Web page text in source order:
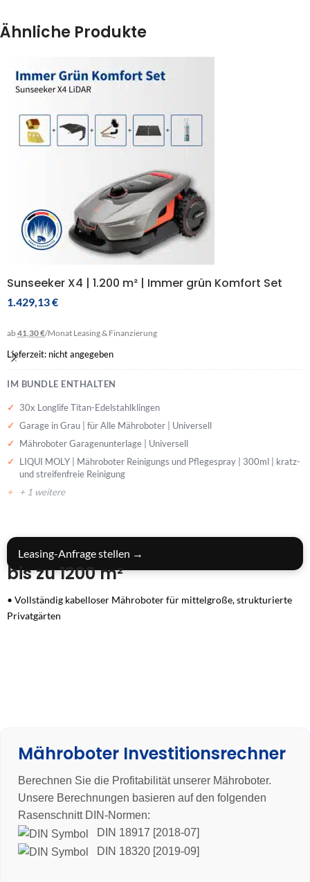
Ähnliche Produkte
Sunseeker X4 | 1.200 m² | Immer grün Komfort Set
1.429,13€
ab41,30 €/Monat Leasing & Finanzierung
Lieferzeit: nicht angegeben
IM BUNDLE ENTHALTEN
30x Longlife Titan-Edelstahlklingen
Garage in Grau | für Alle Mähroboter | Universell
Mähroboter Garagenunterlage | Universell
LIQUI MOLY | Mähro­boter Reini­gungs und Pfle­ge­spray | 300ml | kratz-
und streifenfreie Reinigung
+ 1 weitere
Leasing-Anfrage stellen →
bis zu 1200 m²
• Vollständig kabelloser Mähroboter für mittelgroße, strukturierte
Privatgärten
• Komfortable App-Steuerung mit integrierter 4G-Konnektivität und
Fernzugriff ✓ 3 Jahre Garantie: Wir vertrauen unserem Gerät und
unserer Qualität
Mähroboter Investitionsrechner
Berechnen Sie die Profitabilität unserer Mähroboter.
Unsere Berechnungen basieren auf den folgenden
Rasenschnitt DIN-Normen:
DIN 18917 [2018-07]
DIN 18320 [2019-09]